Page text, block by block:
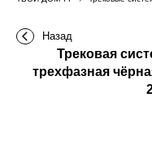
Назад
Трековая
трехфазная